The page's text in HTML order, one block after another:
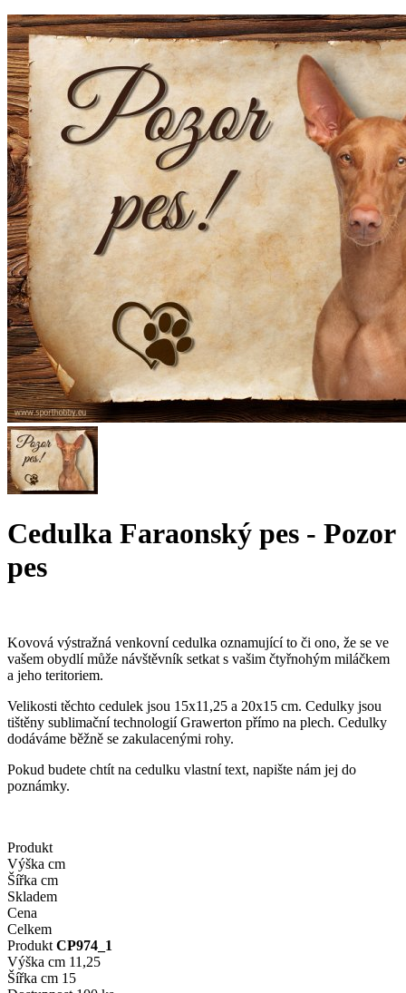
Cedulka Faraonský pes - Pozor
pes
Kovová výstražná venkovní cedulka oznamující to či ono, že se ve
vašem obydlí může návštěvník setkat s vašim čtyřnohým miláčkem
a jeho teritoriem.
Velikosti těchto cedulek jsou 15x11,25 a 20x15 cm. Cedulky jsou
tištěny sublimační technologií Grawerton přímo na plech. Cedulky
dodáváme běžně se zakulacenými rohy.
Pokud budete chtít na cedulku vlastní text, napište nám jej do
poznámky.
Produkt
Výška cm
Šířka cm
Skladem
Cena
Celkem
Produkt CP974_1
Výška cm 11,25
Šířka cm 15